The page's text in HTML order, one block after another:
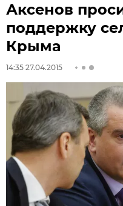
Аксенов
поддержку
Крыма
14:35 27.04.2015